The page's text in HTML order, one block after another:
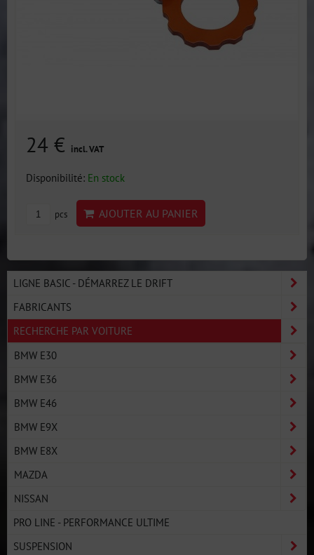
24 € incl. VAT
Disponibilité: En stock
pcs AJOUTER AU PANIER
LIGNE BASIC - DÉMARREZ LE DRIFT
FABRICANTS
RECHERCHE PAR VOITURE
BMW E30
BMW E36
BMW E46
BMW E9X
BMW E8X
MAZDA
NISSAN
PRO LINE - PERFORMANCE ULTIME
SUSPENSION